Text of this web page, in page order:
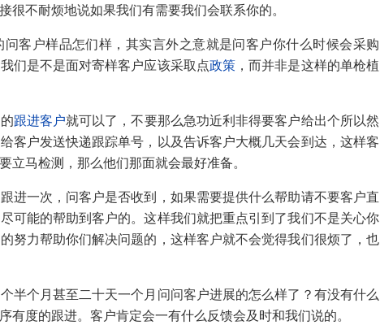
很不耐烦地说如果我们有需要我们会联系你的。
客户样品怎们样，其实言外之意就是问客户你什么时候会采购
们是不是面对寄样客户应该采取点政策 ，而并非是这样的单枪植
跟进客户就可以了，不要那么急功近利非得要客户给出个所以然
客户发送快递跟踪单号，以及告诉客户大概几天会到达，这样客
立马检测，那么他们那面就会最好准备。
进一次，问客户是否收到，如果需要提供什么帮助请不要客户直
可能的帮助到客户的。这样我们就把重点引到了我们不是关心你
努力帮助你们解决问题的，这样客户就不会觉得我们很烦了，也
半个月甚至二十天一个月问问客户进展的怎么样了？有没有什么
有度的跟进。客户肯定会一有什么反馈会及时和我们说的。